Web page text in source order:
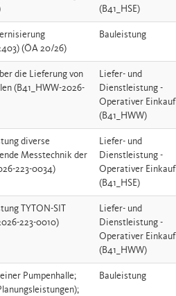
(B41_HSE)
(ÖA 20/26)
Bauleistung
die Lieferung von
(B41_HWW-2026-
Liefer- und
Dienstleistung -
Operativer Einkauf
(B41_HWW)
diverse
Messtechnik der
223-0034)
Liefer- und
Dienstleistung -
Operativer Einkauf
(B41_HSE)
TYTON-SIT
223-0010)
Liefer- und
Dienstleistung -
Operativer Einkauf
(B41_HWW)
Pumpenhalle;
Bauleistung